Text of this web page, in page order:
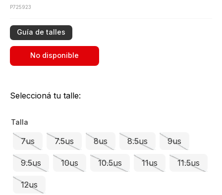
P725923
Guía de talles
No disponible
Seleccioná tu talle:
Talla
7us 7.5us 8us 8.5us 9us
9.5us 10us 10.5us 11us 11.5us
12us